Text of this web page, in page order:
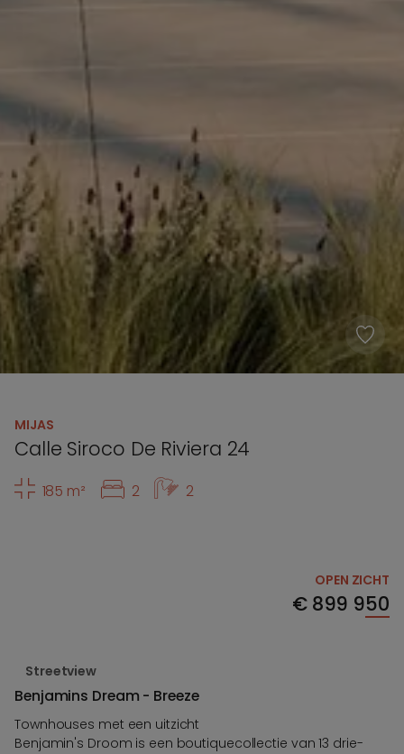
MIJAS
Calle Siroco De Riviera 24
185 m² 2 2
OPEN ZICHT
€899 950
Streetview
Benjamins Dream - Breeze
Townhouses met een uitzicht
Benjamin's Droom is een boutiquecollectie van 13 drie-